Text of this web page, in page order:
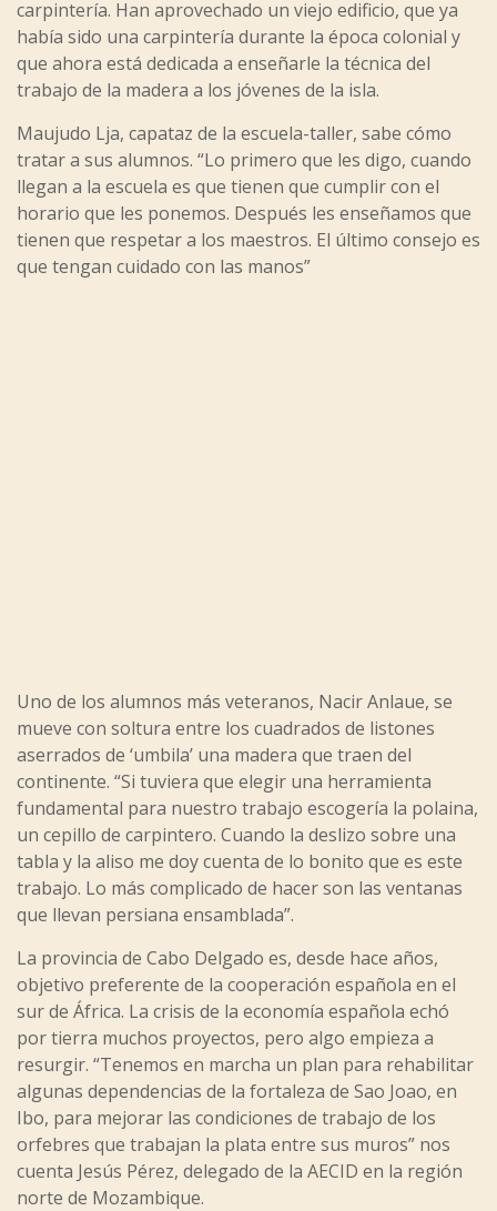
carpintería. Han aprovechado un viejo edificio, que ya
había sido una carpintería durante la época colonial y
que ahora está dedicada a enseñarle la técnica del
trabajo de la madera a los jóvenes de la isla.
Maujudo Lja, capataz de la escuela-taller, sabe cómo
tratar a sus alumnos. “Lo primero que les digo, cuando
llegan a la escuela es que tienen que cumplir con el
horario que les ponemos. Después les enseñamos que
tienen que respetar a los maestros. El último consejo es
que tengan cuidado con las manos”
Uno de los alumnos más veteranos, Nacir Anlaue, se
mueve con soltura entre los cuadrados de listones
aserrados de ‘umbila’ una madera que traen del
continente. “Si tuviera que elegir una herramienta
fundamental para nuestro trabajo escogería la polaina,
un cepillo de carpintero. Cuando la deslizo sobre una
tabla y la aliso me doy cuenta de lo bonito que es este
trabajo. Lo más complicado de hacer son las ventanas
que llevan persiana ensamblada”.
La provincia de Cabo Delgado es, desde hace años,
objetivo preferente de la cooperación española en el
sur de África. La crisis de la economía española echó
por tierra muchos proyectos, pero algo empieza a
resurgir. “Tenemos en marcha un plan para rehabilitar
algunas dependencias de la fortaleza de Sao Joao, en
Ibo, para mejorar las condiciones de trabajo de los
orfebres que trabajan la plata entre sus muros” nos
cuenta Jesús Pérez, delegado de la AECID en la región
norte de Mozambique.